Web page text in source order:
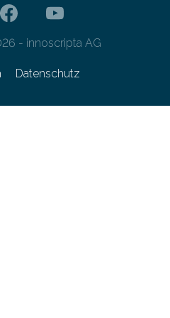
- innoscripta AG
Datenschutz